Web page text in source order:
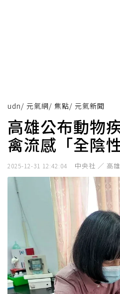
udn/ 元氣網/ 焦點/ 元氣新聞
高雄公布動物
禽流感「全陰性
2025-12-31 12:42:04 中央社 ／ 高